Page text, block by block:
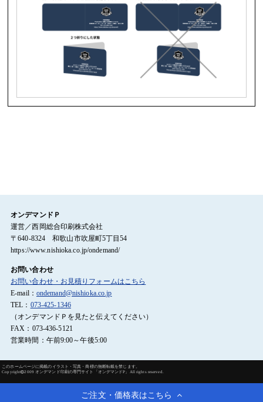
ご注文・価格表はこちら
オンデマンドＰ
運営／西岡総合印刷株式会社
〒640-8324 和歌山市吹屋町5丁目54
https://www.nishioka.co.jp/ondemand/
お問い合わせ
お問い合わせ・お見積りフォームはこちら
E-mail： ondemand@nishioka.co.jp
TEL： 073-425-1346
（オンデマンドＰを見たと伝えてください）
FAX：073-436-5121
営業時間：午前9:00～午後5:00
このホームページに掲載のイラスト・写真・商標の無断転載を禁じます。
Copyright
2009 オンデマンド印刷の専門サイト「オンデマンドP」All rights reserved.